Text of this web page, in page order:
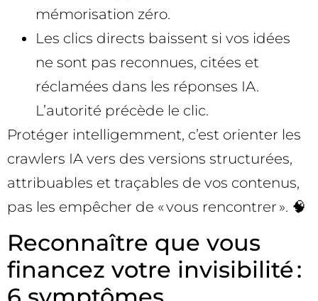
mémorisation zéro.
Les clics directs baissent si vos idées
ne sont pas reconnues, citées et
réclamées dans les réponses IA.
L’autorité précède le clic.
Protéger intelligemment, c’est orienter les
crawlers IA vers des versions structurées,
attribuables et traçables de vos contenus,
pas les empêcher de « vous rencontrer ». 🧠
Reconnaître que vous
financez votre invisibilité :